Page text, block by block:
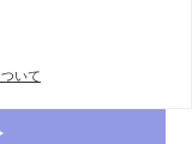
いて